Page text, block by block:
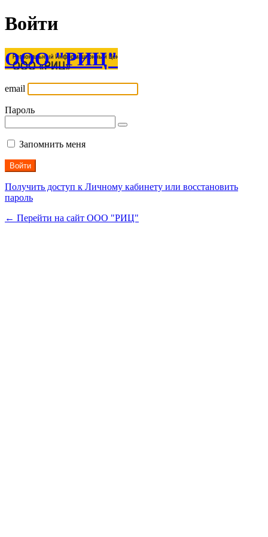
Войти
ООО "РИЦ"
email
Пароль
Запомнить меня
Получить доступ к Личному кабинету или восстановить
пароль
← Перейти на сайт ООО "РИЦ"